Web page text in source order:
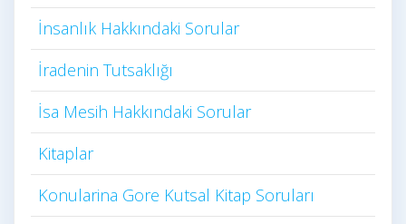
İnsanlık Hakkındaki Sorular
İradenin Tutsaklığı​
İsa Mesih Hakkındaki Sorular
Kitaplar
Konularina Gore Kutsal Kitap Soruları